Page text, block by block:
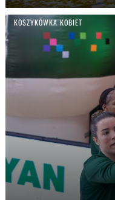
KOSZYKÓWKA KOBIET